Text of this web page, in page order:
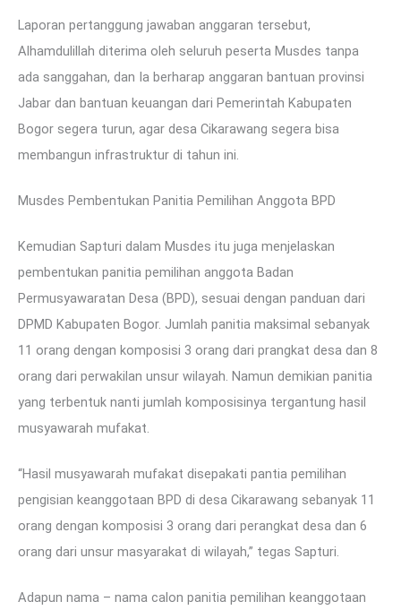
Laporan pertanggung jawaban anggaran tersebut,
Alhamdulillah diterima oleh seluruh peserta Musdes tanpa
ada sanggahan, dan Ia berharap anggaran bantuan provinsi
Jabar dan bantuan keuangan dari Pemerintah Kabupaten
Bogor segera turun, agar desa Cikarawang segera bisa
membangun infrastruktur di tahun ini.
Musdes Pembentukan Panitia Pemilihan Anggota BPD
Kemudian Sapturi dalam Musdes itu juga menjelaskan
pembentukan panitia pemilihan anggota Badan
Permusyawaratan Desa (BPD), sesuai dengan panduan dari
DPMD Kabupaten Bogor. Jumlah panitia maksimal sebanyak
11 orang dengan komposisi 3 orang dari prangkat desa dan 8
orang dari perwakilan unsur wilayah. Namun demikian panitia
yang terbentuk nanti jumlah komposisinya tergantung hasil
musyawarah mufakat.
“Hasil musyawarah mufakat disepakati pantia pemilihan
pengisian keanggotaan BPD di desa Cikarawang sebanyak 11
orang dengan komposisi 3 orang dari perangkat desa dan 6
orang dari unsur masyarakat di wilayah,” tegas Sapturi.
Adapun nama – nama calon panitia pemilihan keanggotaan